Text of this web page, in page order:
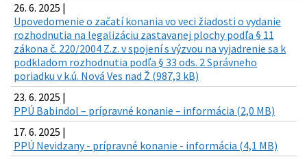
26. 6. 2025 |
Upovedomenie o začatí konania vo veci žiadosti o vydanie
rozhodnutia na legalizáciu zastavanej plochy podľa § 11
zákona č. 220/2004 Z.z. v spojení s výzvou na vyjadrenie sa k
podkladom rozhodnutia podľa § 33 ods. 2 Správneho
poriadku v k.ú. Nová Ves nad Ž (987,3 kB)
23. 6. 2025 |
PPÚ Babindol – prípravné konanie – informácia (2,0 MB)
17. 6. 2025 |
PPÚ Nevidzany - prípravné konanie - informácia (4,1 MB)